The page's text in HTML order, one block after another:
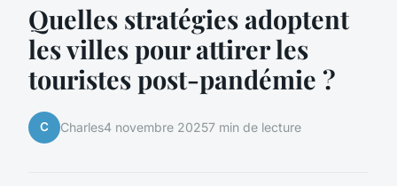
Quelles stratégies adoptent
les villes pour attirer les
touristes post-pandémie ?
C Charles4 novembre 20257 min de lecture